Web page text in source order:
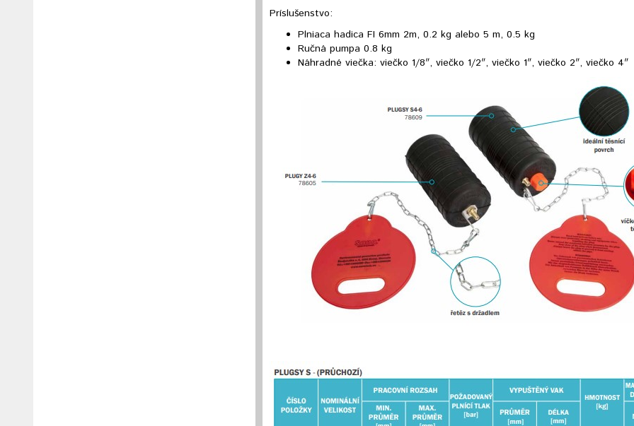
Príslušenstvo:
Plniaca hadica FI 6mm 2m, 0.2 kg alebo 5 m, 0.5 kg
Ručná pumpa 0.8 kg
Náhradné viečka: viečko 1/8″, viečko 1/2″, viečko 1″, viečko 2″, viečko 4″